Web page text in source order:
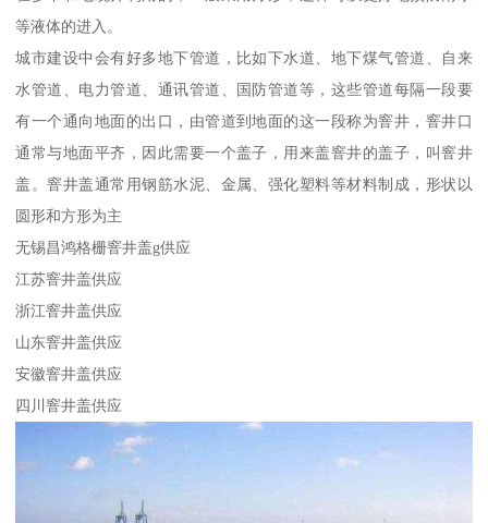
等液体的进入。
城市建设中会有好多地下管道，比如下水道、地下煤气管道、自来
水管道、电力管道、通讯管道、国防管道等，这些管道每隔一段要
有一个通向地面的出口，由管道到地面的这一段称为窨井，窨井口
通常与地面平齐，因此需要一个盖子，用来盖窨井的盖子，叫窨井
盖。窨井盖通常用钢筋水泥、金属、强化塑料等材料制成，形状以
圆形和方形为主
无锡昌鸿格栅窨井盖g供应
江苏窨井盖供应
浙江窨井盖供应
山东窨井盖供应
安徽窨井盖供应
四川窨井盖供应